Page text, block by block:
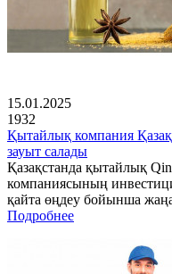
15.01.2025
1932
Қытайлық компания
зауыт салады
Қазақстанда қытайлық
компаниясының
қайта өңдеу бойынша
Подробнее